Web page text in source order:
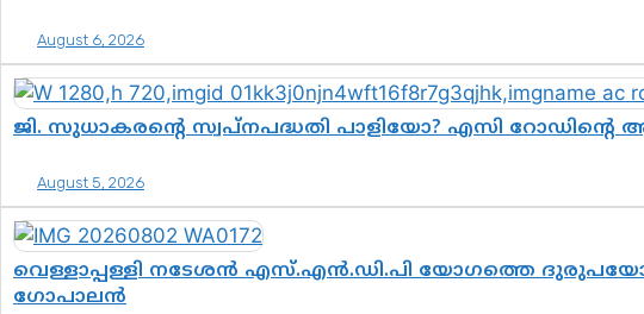
August 6, 2026
ജി. സുധാകരന്റെ സ്വപ്നപദ്ധതി പാളിയോ? എസി
August 5, 2026
വെള്ളാപ്പള്ളി നടേശൻ എസ്.എൻ.ഡി.പി യോഗത്തെ
ഗോപാലൻ